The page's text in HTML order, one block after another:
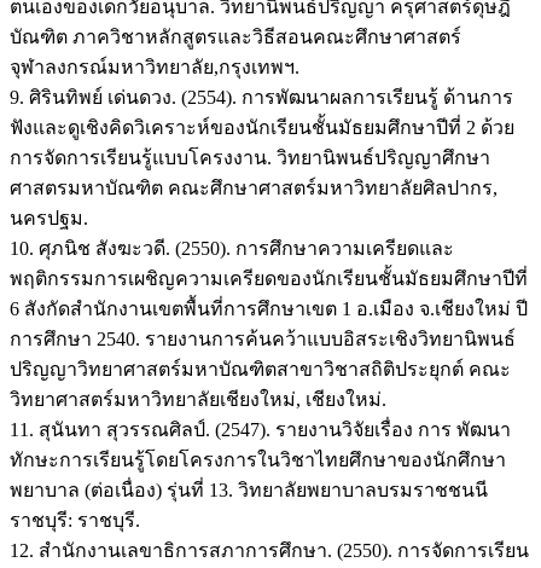
ตนเองของเด็กวัยอนุบาล. วิทยานิพนธ์ปริญญา ครุศาสตร์ดุษฎี
บัณฑิต ภาควิชาหลักสูตรและวิธีสอนคณะศึกษาศาสตร์
จุฬาลงกรณ์มหาวิทยาลัย,กรุงเทพฯ.
9. ศิรินทิพย์ เด่นดวง. (2554). การพัฒนาผลการเรียนรู้ ด้านการ
ฟังและดูเชิงคิดวิเคราะห์ของนักเรียนชั้นมัธยมศึกษาปีที่ 2 ด้วย
การจัดการเรียนรู้แบบโครงงาน. วิทยานิพนธ์ปริญญาศึกษา
ศาสตรมหาบัณฑิต คณะศึกษาศาสตร์มหาวิทยาลัยศิลปากร,
นครปฐม.
10. ศุภนิช สังฆะวดี. (2550). การศึกษาความเครียดและ
พฤติกรรมการเผชิญความเครียดของนักเรียนชั้นมัธยมศึกษาปีที่
6 สังกัดสำนักงานเขตพื้นที่การศึกษาเขต 1 อ.เมือง จ.เชียงใหม่ ปี
การศึกษา 2540. รายงานการค้นคว้าแบบอิสระเชิงวิทยานิพนธ์
ปริญญาวิทยาศาสตร์มหาบัณฑิตสาขาวิชาสถิติประยุกต์ คณะ
วิทยาศาสตร์มหาวิทยาลัยเชียงใหม่, เชียงใหม่.
11. สุนันทา สุวรรณศิลป์. (2547). รายงานวิจัยเรื่อง การ พัฒนา
ทักษะการเรียนรู้โดยโครงการในวิชาไทยศึกษาของนักศึกษา
พยาบาล (ต่อเนื่อง) รุ่นที่ 13. วิทยาลัยพยาบาลบรมราชชนนี
ราชบุรี: ราชบุรี.
12. สำนักงานเลขาธิการสภาการศึกษา. (2550). การจัดการเรียน